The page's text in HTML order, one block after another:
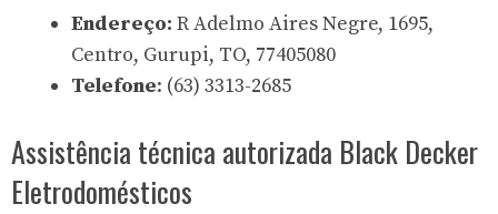
Endereço: R Adelmo Aires Negre, 1695,
Centro, Gurupi, TO, 77405080
Telefone: (63) 3313-2685
Assistência técnica autorizada Black Decker
Eletrodomésticos